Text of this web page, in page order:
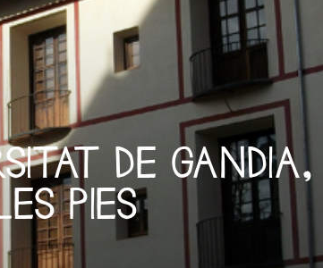
DE GANDIA,
PIES